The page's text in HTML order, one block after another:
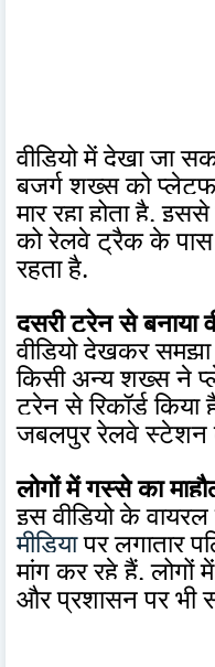
वीडियो में देखा जा
बुजुर्ग शख्स को
मार रहा होता है.
को रेलवे ट्रैक के पास
रहता है.
दूसरी ट्रेन से बनाया
वीडियो देखकर
किसी अन्य शख्स ने
ट्रेन से रिकॉर्ड किया
जबलपुर रेलवे स्टेशन
लोगों में गुस्से का
इस वीडियो के
मीडियापर लगातार
मांग कर रहे हैं. लोगों
और प्रशासन पर भी